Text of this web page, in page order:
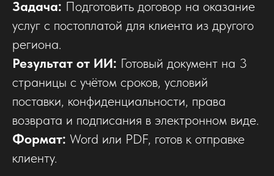
Задача: Подготовить договор на оказание
услуг с постоплатой для клиента из другого
региона.
Результат от ИИ: Готовый документ на 3
страницы с учётом сроков, условий
поставки, конфиденциальности, права
возврата и подписания в электронном виде.
Формат: Word или PDF, готов к отправке
клиенту.